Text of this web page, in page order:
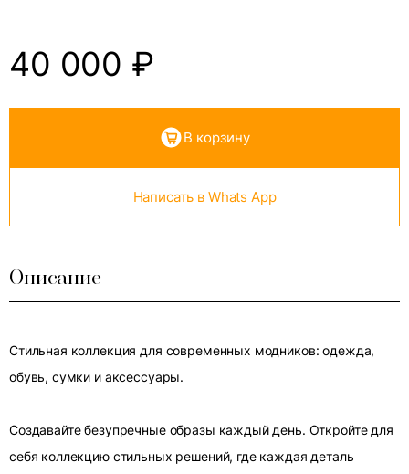
40 000 ₽
В корзину
Написать в Whats App
Описание
Стильная коллекция для современных модников: одежда,
обувь, сумки и аксессуары.
Создавайте безупречные образы каждый день. Откройте для
себя коллекцию стильных решений, где каждая деталь